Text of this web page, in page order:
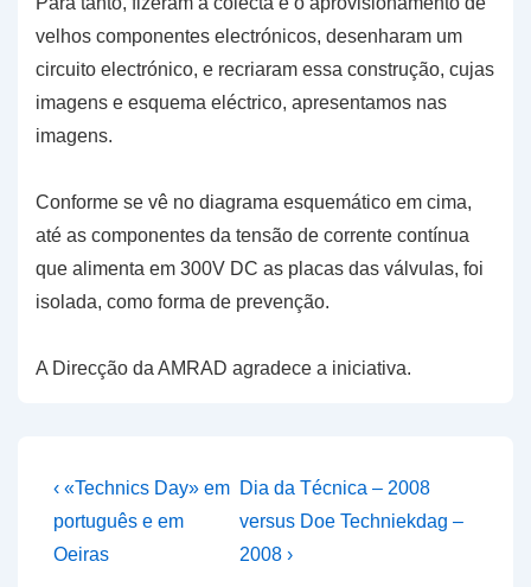
velhos componentes electrónicos, desenharam um
circuito electrónico, e recriaram essa construção, cujas
imagens e esquema eléctrico, apresentamos nas
imagens.
Conforme se vê no diagrama esquemático em cima,
até as componentes da tensão de corrente contínua
que alimenta em 300V DC as placas das válvulas, foi
isolada, como forma de prevenção.
A Direcção da AMRAD agradece a iniciativa.
Navegação
de
artigos
Previous
Post
is
‹ «Technics Day» em
português e em
Oeiras
Next
Post
is
Dia da Técnica – 2008
versus Doe Techniekdag –
2008 ›